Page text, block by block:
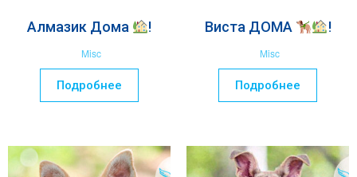
Алмазик Дома !
Misc
Подробнее
Виста ДОМА !
Misc
Подробнее